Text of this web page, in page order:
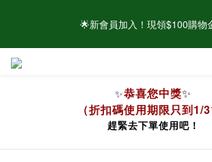
🌟新會員加入！現領$100購物
🌟新會員加入！現領$100購物
⚠️請認明官方帳號！近期有仿冒頁面/粉專盜圖
🌟新會員加入！現領$100購物
✨恭喜您中獎✨
（折扣碼使用期限只到1/
趕緊去下單使用吧！